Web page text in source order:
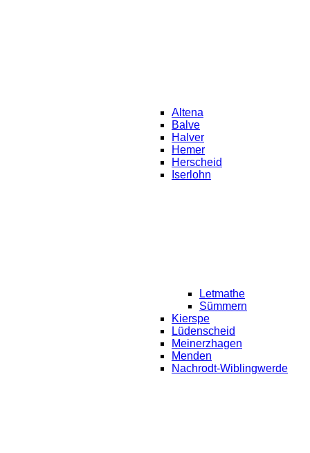
Altena
Balve
Halver
Hemer
Herscheid
Iserlohn
Letmathe
Sümmern
Kierspe
Lüdenscheid
Meinerzhagen
Menden
Nachrodt-Wiblingwerde